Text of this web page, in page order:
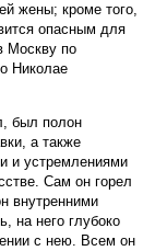
жены; кроме того,
опасным для
Москву по
Николае
был полон
а также
и устремлениями
Сам он горел
внутренними
на него глубоко
с нею. Всем он